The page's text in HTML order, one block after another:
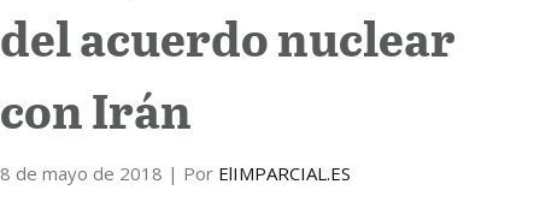
Internacional
Cultura
del acuerdo nuclear
con Irán
8 de mayo de 2018 | Por ElIMPARCIAL.ES